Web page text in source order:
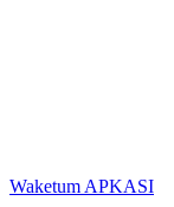
Waketum APKASI